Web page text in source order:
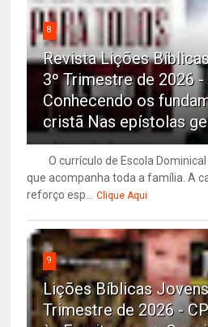
8
Revista Lições
3º Trimestre de 2026 -
Conhecendo os
cristã Nas epístolas
O currículo de Escola Dominical
que acompanha toda a família. A
reforço esp... Clique Aqui
9
Lições Bíblicas
Trimestre de 2026 -